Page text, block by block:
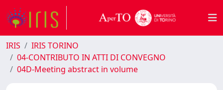
IRIS
IRIS TORINO
04-CONTRIBUTO IN ATTI DI CONVEGNO
04D-Meeting abstract in volume